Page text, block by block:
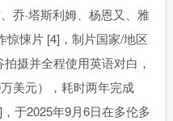
乔·塔斯利姆、杨恩又、雅
惊悚片 [4]，制片国家/地区
摄并全程使用英语对白，
美元），耗时两年完成
于2025年9月6日在多伦多